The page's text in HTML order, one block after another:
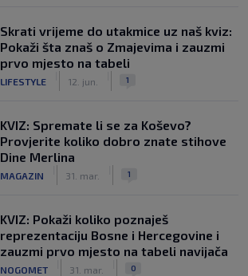
Skrati vrijeme do utakmice uz naš kviz:
Pokaži šta znaš o Zmajevima i zauzmi
prvo mjesto na tabeli
LIFESTYLE 12. jun. 1
KVIZ: Spremate li se za Koševo?
Provjerite koliko dobro znate stihove
Dine Merlina
MAGAZIN 31. mar. 1
KVIZ: Pokaži koliko poznaješ
reprezentaciju Bosne i Hercegovine i
zauzmi prvo mjesto na tabeli navijača
NOGOMET 31. mar. 0